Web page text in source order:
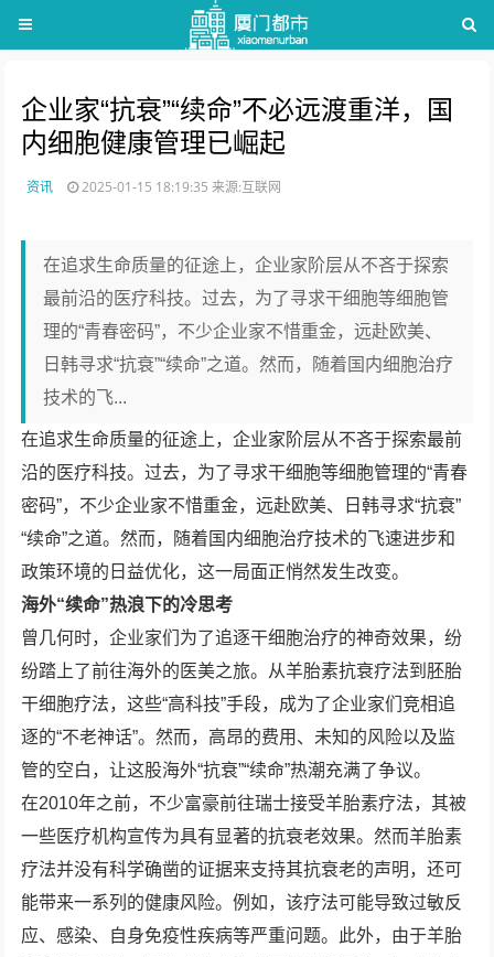
企业家“抗衰”“续命”不必远渡重洋，国
内细胞健康管理已崛起
资讯 2025-01-15 18:19:35来源:互联网
在追求生命质量的征途上，企业家阶层从不吝于探索
最前沿的医疗科技。过去，为了寻求干细胞等细胞管
理的“青春密码”，不少企业家不惜重金，远赴欧美、
日韩寻求“抗衰”“续命”之道。然而，随着国内细胞治疗
技术的飞...
在追求生命质量的征途上，企业家阶层从不吝于探索最前
沿的医疗科技。过去，为了寻求干细胞等细胞管理的“青春
密码”，不少企业家不惜重金，远赴欧美、日韩寻求“抗衰”
“续命”之道。然而，随着国内细胞治疗技术的飞速进步和
政策环境的日益优化，这一局面正悄然发生改变。
海外“续命”热浪下的冷思考
曾几何时，企业家们为了追逐干细胞治疗的神奇效果，纷
纷踏上了前往海外的医美之旅。从羊胎素抗衰疗法到胚胎
干细胞疗法，这些“高科技”手段，成为了企业家们竞相追
逐的“不老神话”。然而，高昂的费用、未知的风险以及监
管的空白，让这股海外“抗衰”“续命”热潮充满了争议。
在2010年之前，不少富豪前往瑞士接受羊胎素疗法，其被
一些医疗机构宣传为具有显著的抗衰老效果。然而羊胎素
疗法并没有科学确凿的证据来支持其抗衰老的声明，还可
能带来一系列的健康风险。例如，该疗法可能导致过敏反
应、感染、自身免疫性疾病等严重问题。此外，由于羊胎